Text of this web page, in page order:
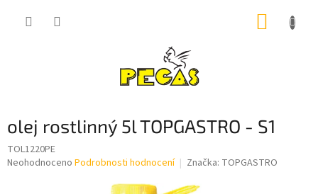
olej rostlinný 5l TOPGASTRO - S1
TOL1220PE
Průměrné
Neohodnoceno Podrobnosti hodnocení Značka: TOPGASTRO